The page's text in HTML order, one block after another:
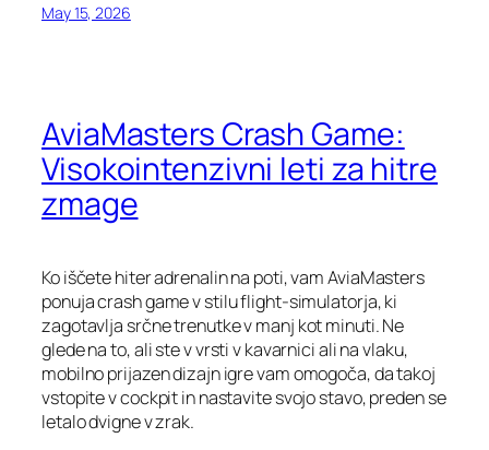
May 15, 2026
AviaMasters Crash Game:
Visokointenzivni leti za hitre
zmage
Ko iščete hiter adrenalin na poti, vam AviaMasters
ponuja crash game v stilu flight‑simulatorja, ki
zagotavlja srčne trenutke v manj kot minuti. Ne
glede na to, ali ste v vrsti v kavarnici ali na vlaku,
mobilno prijazen dizajn igre vam omogoča, da takoj
vstopite v cockpit in nastavite svojo stavo, preden se
letalo dvigne v zrak.